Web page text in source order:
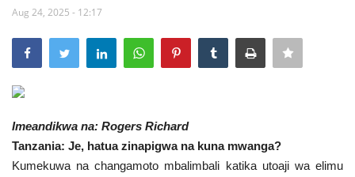
Wasiliana
Misri
Aug 24, 2025 - 12:17
Imeandikwa na: Rogers Richard
Tanzania: Je, hatua zinapigwa na kuna mwanga?
Kumekuwa na changamoto mbalimbali katika utoaji wa elimu